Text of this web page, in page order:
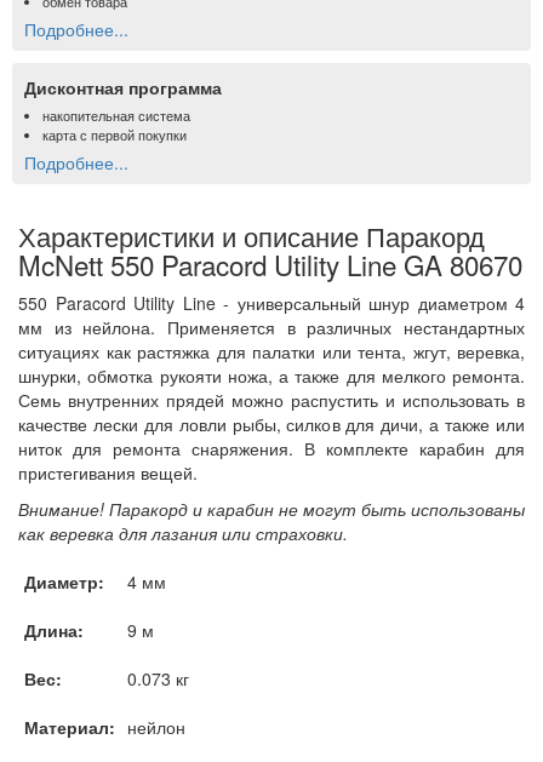
Подробнее...
Дисконтная программа
накопительная система
карта с первой покупки
Подробнее...
Характеристики и описание Паракорд
McNett 550 Paracord Utility Line GA 80670
550 Paracord Utility Line - универсальный шнур диаметром 4
мм из нейлона. Применяется в различных нестандартных
ситуациях как растяжка для палатки или тента, жгут, веревка,
шнурки, обмотка рукояти ножа, а также для мелкого ремонта.
Семь внутренних прядей можно распустить и использовать в
качестве лески для ловли рыбы, силков для дичи, а также или
ниток для ремонта снаряжения. В комплекте карабин для
пристегивания вещей.
Внимание! Паракорд и карабин не могут быть использованы
как веревка для лазания или страховки.
Диаметр:
4 мм
Длина:
9 м
Вес:
0.073 кг
Материал: нейлон